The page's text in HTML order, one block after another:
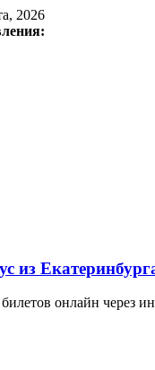
2026
из
онлайн через